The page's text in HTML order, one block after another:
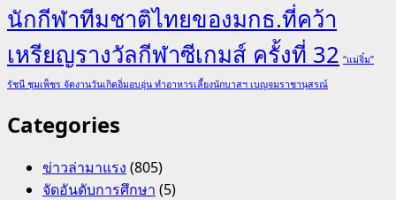
นักกีฬาทีมชาติไทยของมกธ.ที่คว้า
เหรียญรางวัลกีฬาซีเกมส์ ครั้งที่ 32 “แม่จิ๋ม”
รัชนี ชุมเพ็ชร จัดงานวันเกิดอิ่มอบอุ่น ทำอาหารเลี้ยงนักบาสฯ เบญจมราชานุสรณ์
Categories
ข่าวล่ามาแรง (805)
จัดอันดับการศึกษา (5)